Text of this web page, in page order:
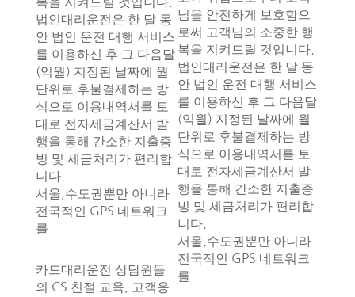
법인대리운전은 한 달 동
안 법인 운전 대행 서비스
를 이용하신 후 그 다음달
(익월) 지정된 날짜에 월
단위로 후불결제하는 방
식으로 이용내역서를 토
대로 전자세금계산서 발
행을 통해 간소한 지출증
빙 및 세금처리가 편리합
니다.
서울,수도권뿐만 아니라
전국적인 GPS 네트워크
를
카드대리운전 상담원들
의 CS 친절 교육, 고객응
님을 안전하게 보호함으
로써 고객님의 소중한 행
복을 지켜드릴 것입니다.
법인대리운전은 한 달 동
안 법인 운전 대행 서비스
를 이용하신 후 그 다음달
(익월) 지정된 날짜에 월
단위로 후불결제하는 방
식으로 이용내역서를 토
대로 전자세금계산서 발
행을 통해 간소한 지출증
빙 및 세금처리가 편리합
니다.
서울,수도권뿐만 아니라
전국적인 GPS 네트워크
를